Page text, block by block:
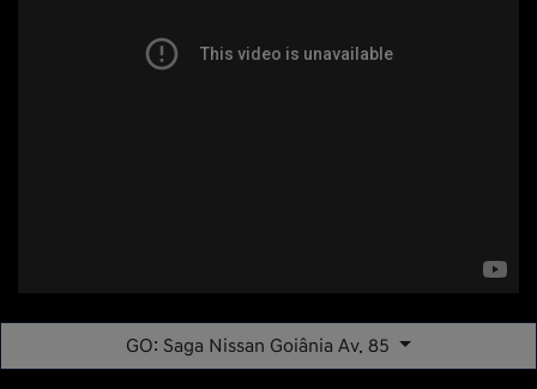
GO: Saga Nissan Goiânia Av. 85